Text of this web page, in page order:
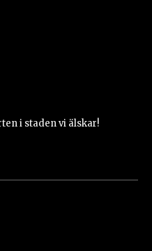
i staden vi älskar!